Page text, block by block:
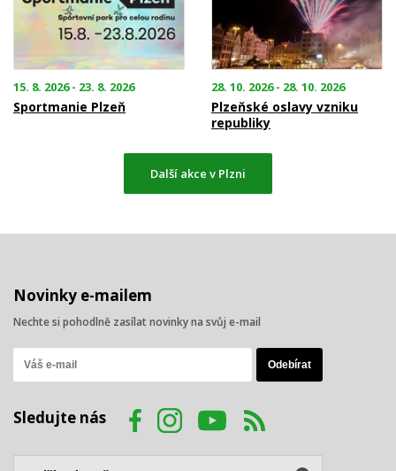
15. 8. 2026 - 23. 8. 2026
Sportmanie Plzeň
28. 10. 2026 - 28. 10. 2026
Plzeňské oslavy vzniku
republiky
Další akce v Plzni
Novinky e-mailem
Nechte si pohodlně zasílat novinky na svůj e-mail
Sledujte nás